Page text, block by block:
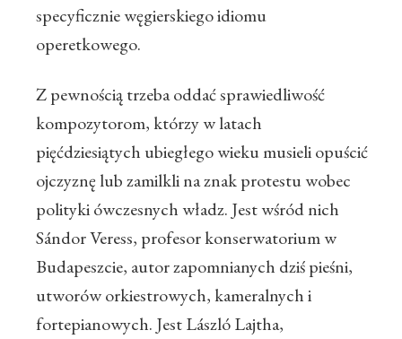
specyficznie węgierskiego idiomu
operetkowego.
Z pewnością trzeba oddać sprawiedliwość
kompozytorom, którzy w latach
pięćdziesiątych ubiegłego wieku musieli opuścić
ojczyznę lub zamilkli na znak protestu wobec
polityki ówczesnych władz. Jest wśród nich
Sándor Veress, profesor konserwatorium w
Budapeszcie, autor zapomnianych dziś pieśni,
utworów orkiestrowych, kameralnych i
fortepianowych. Jest László Lajtha,